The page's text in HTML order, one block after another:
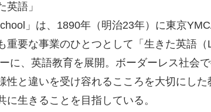
語」
」は、1890年（明治23年）に東京
重要な事業のひとつとして「生きた英語
に、英語教育を展開。ボーダーレス社会
性と違いを受け容れるこころを大切にした
に生きることを目指している。